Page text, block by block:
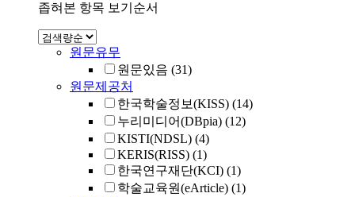
좁혀본 항목 보기순서
원문유무
원문있음 (31)
원문제공처
한국학술정보(KISS) (14)
누리미디어(DBpia) (12)
KISTI(NDSL) (4)
KERIS(RISS) (1)
한국연구재단(KCI) (1)
학술교육원(eArticle) (1)